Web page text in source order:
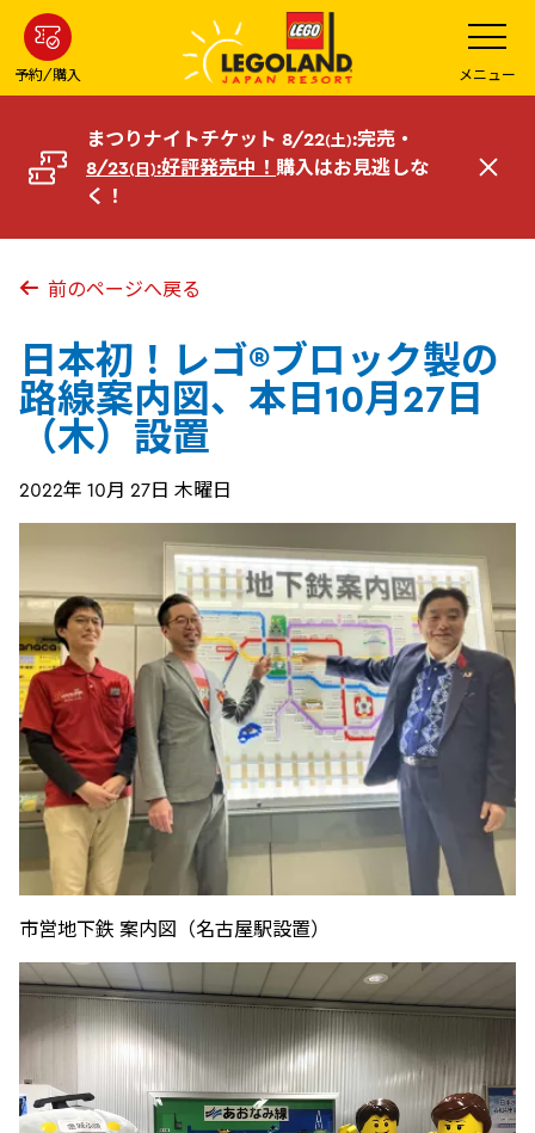
ン
コ
へ
予約/購入
メ
ニ
ュ
ー
を
開
メニュー
まつりナイトチケット 8/22(土):完売・
8/23(日):好評発売中！ 購入はお見逃しな
く！
閉
前のページへ戻る
日本初！レゴ®ブロック製の
路線案内図、本日10月27日
（木）設置
2022年 10月 27日 木曜日
市営地下鉄 案内図（名古屋駅設置）